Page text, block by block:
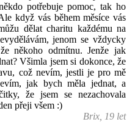
potřebuje pomoc, tak ho
když vás během měsíce vás
dělat charitu každému na
jenom se vždycky
někoho odmítnu. Jenže jak
Všimla jsem si dokonce, že
což nevím, jestli je pro mě
jak bych měla jednat, a
že jsem se nezachovala
přeji všem :)
Brix, 19 let